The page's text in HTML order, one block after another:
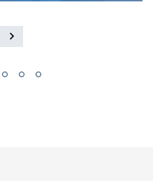
para 40
garantiza